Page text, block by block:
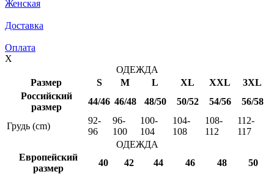
Женская
Доставка
Оплата
X
ОДЕЖДА
Размер
S M L XL XXL
3XL
Российский
размер
44/46 46/48 48/50 50/52 54/56 56/58
Грудь (cm)
92-
96
96-
100
100-
104
104-
108
108-
112
112-
117
ОДЕЖДА
Европейский
размер
40 42 44 46 48
50